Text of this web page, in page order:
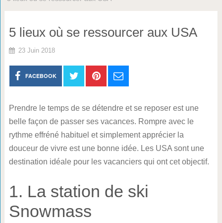
5 lieux où se ressourcer aux USA
23 Juin 2018
FACEBOOK
Prendre le temps de se détendre et se reposer est une
belle façon de passer ses vacances. Rompre avec le
rythme effréné habituel et simplement apprécier la
douceur de vivre est une bonne idée. Les USA sont une
destination idéale pour les vacanciers qui ont cet objectif.
1. La station de ski
Snowmass